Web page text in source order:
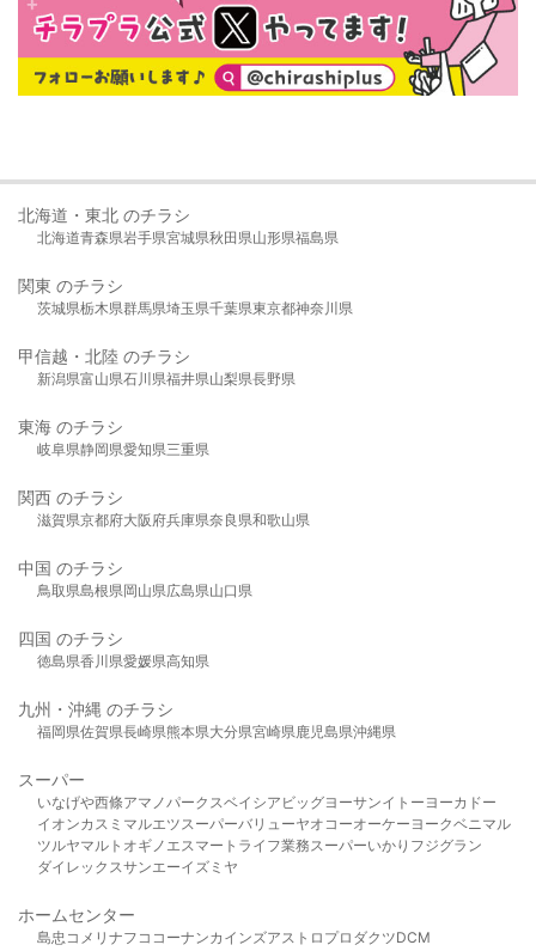
北海道・東北 のチラシ
北海道青森県岩手県宮城県秋田県山形県福島県
関東 のチラシ
茨城県栃木県群馬県埼玉県千葉県東京都神奈川県
甲信越・北陸 のチラシ
新潟県富山県石川県福井県山梨県長野県
東海 のチラシ
岐阜県静岡県愛知県三重県
関西 のチラシ
滋賀県京都府大阪府兵庫県奈良県和歌山県
中国 のチラシ
鳥取県島根県岡山県広島県山口県
四国 のチラシ
徳島県香川県愛媛県高知県
九州・沖縄 のチラシ
福岡県佐賀県長崎県熊本県大分県宮崎県鹿児島県沖縄県
スーパー
いなげや西條アマノパークスベイシア ビッグヨーサンイトーヨーカドー
イオンカスミ マルエツスーパーバリューヤオコーオーケー ヨークベニマル
ツルヤマルト オギノ エスマート ライフ業務スーパーいかり フジグラン
ダイレックスサンエーイズミヤ
ホームセンター
島忠 コメリ ナフコ コーナンカインズアストロプロダクツDCM